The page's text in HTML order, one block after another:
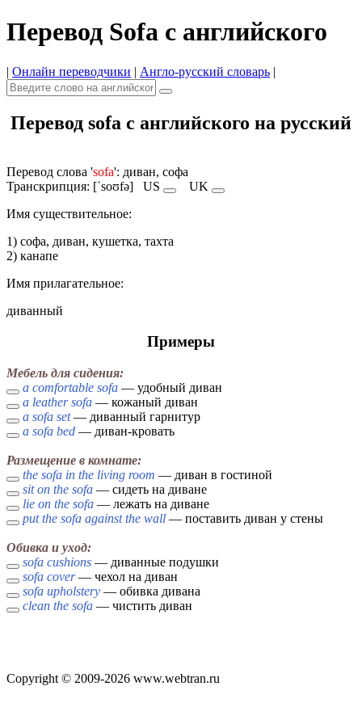
Перевод Sofa с английского
| Онлайн переводчики | Англо-русский словарь |
Перевод sofa с английского на русский
Перевод слова 'sofa': диван, софа
Транскрипция: [ˈsoʊfə] US
UK
Имя cуществительное:
1) софа, диван, кушетка, тахта
2) канапе
Имя прилагательное:
диванный
Примеры
Мебель для сидения:
a comfortable sofa — удобный диван
a leather sofa — кожаный диван
a sofa set— диванный гарнитур
a sofa bed — диван-кровать
Размещение в комнате:
the sofa in the living room — диван в гостиной
sit on the sofa — сидеть на диване
lie on the sofa — лежать на диване
put the sofa against the wall — поставить диван у стены
Обивка и уход:
sofa cushions — диванные подушки
sofa cover— чехол на диван
sofa upholstery — обивка дивана
clean the sofa — чистить диван
Copyright © 2009-2026 www.webtran.ru